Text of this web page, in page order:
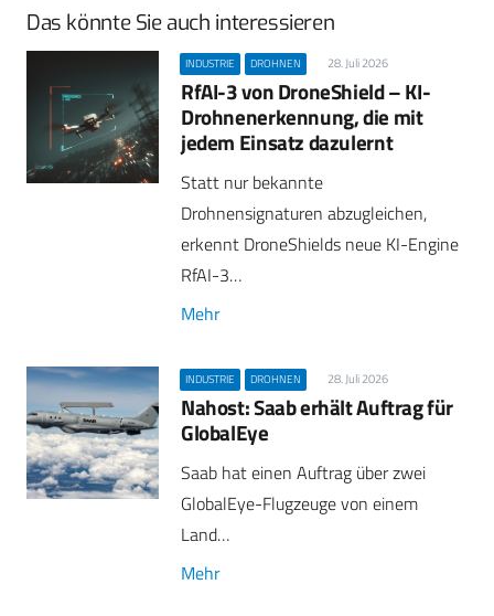
Das könnte Sie auch interessieren
INDUSTRIE DROHNEN 28. Juli 2026
RfAI-3 von DroneShield – KI-
Drohnenerkennung, die mit
jedem Einsatz dazulernt
Statt nur bekannte
Drohnensignaturen abzugleichen,
erkennt DroneShields neue KI-Engine
RfAI-3…
Mehr
INDUSTRIE DROHNEN 28. Juli 2026
Nahost: Saab erhält Auftrag für
GlobalEye
Saab hat einen Auftrag über zwei
GlobalEye-Flugzeuge von einem
Land…
Mehr